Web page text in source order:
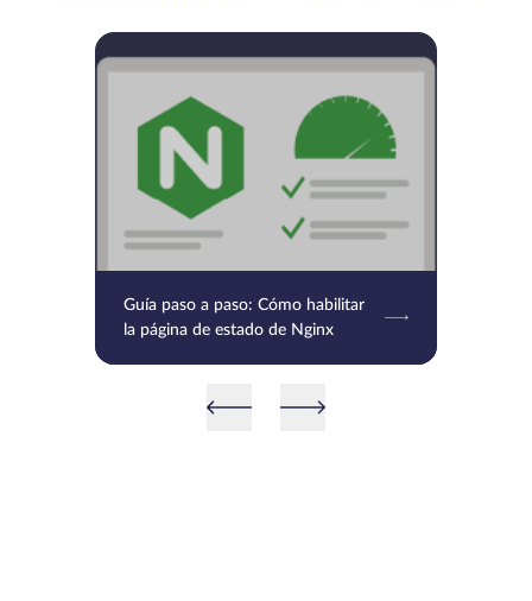
Guía paso a paso: Cómo habilitar
la página de estado de Nginx